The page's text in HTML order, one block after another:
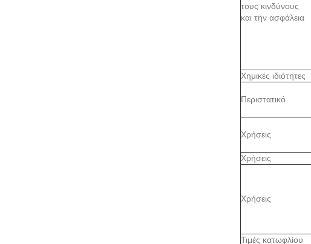
τους κινδύνους
και την ασφάλεια
Χημικές ιδιότητες
Περιστατικό
Χρήσεις
Χρήσεις
Χρήσεις
Τιμές κατωφλίου